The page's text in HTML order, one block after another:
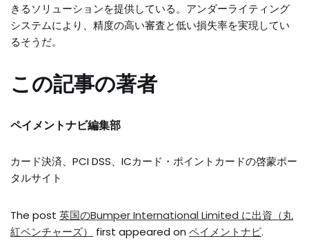
きるソリューションを提供している。アンダーライティング
システムにより、精度の高い審査と低い損失率を実現してい
るそうだ。
この記事の著者
ペイメントナビ編集部
カード決済、PCI DSS、ICカード・ポイントカードの啓蒙ポー
タルサイト
The post 英国のBumper International Limited に出資（丸
紅ベンチャーズ）
first appeared on ペイメントナビ.